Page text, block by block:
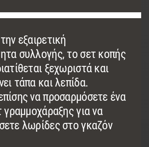
εξαιρετική
συλλογής, το σετ κοπής
ξεχωριστά και
τάπα και λεπίδα.
να προσαρμόσετε ένα
γραμμοχάραξης για να
λωρίδες στο γκαζόν